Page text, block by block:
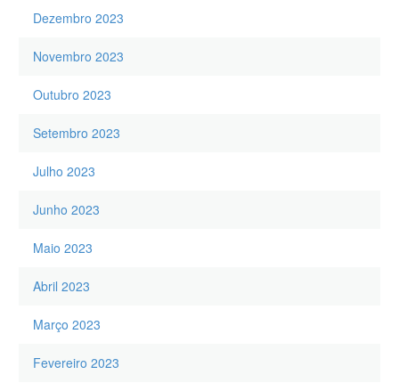
Dezembro 2023
Novembro 2023
Outubro 2023
Setembro 2023
Julho 2023
Junho 2023
Maio 2023
Abril 2023
Março 2023
Fevereiro 2023